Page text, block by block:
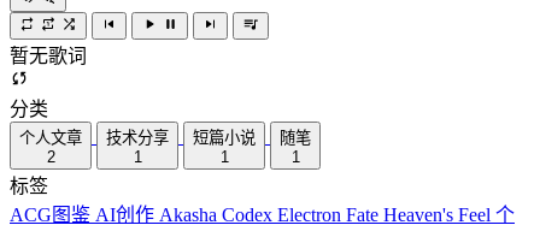
暂无歌词
分类
个人文章
2
技术分享
1
短篇小说
1
随笔
1
标签
ACG图鉴 AI创作 Akasha Codex Electron Fate Heaven's Feel 个